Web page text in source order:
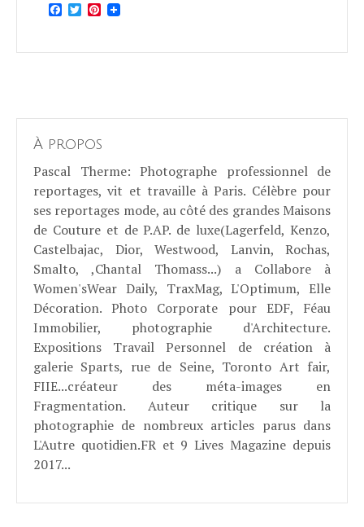
Facebook
TwitterPinterest
À propos
Pascal Therme: Photographe professionnel de
reportages, vit et travaille à Paris. Célèbre pour
ses reportages mode, au côté des grandes Maisons
de Couture et de P.AP. de luxe(Lagerfeld, Kenzo,
Castelbajac, Dior, Westwood, Lanvin, Rochas,
Smalto, ,Chantal Thomass...) a Collabore à
Women'sWear Daily, TraxMag, L'Optimum, Elle
Décoration. Photo Corporate pour EDF, Féau
Immobilier, photographie d'Architecture.
Expositions Travail Personnel de création à
galerie Sparts, rue de Seine, Toronto Art fair,
FIIE...créateur des méta-images en
Fragmentation. Auteur critique sur la
photographie de nombreux articles parus dans
L'Autre quotidien.FR et 9 Lives Magazine depuis
2017...